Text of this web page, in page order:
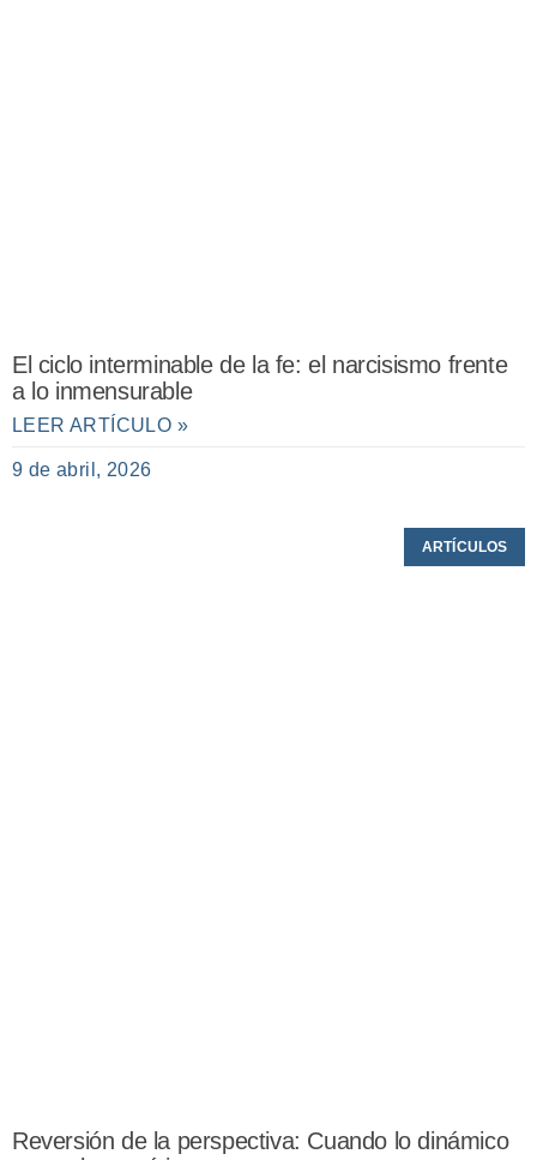
El ciclo interminable de la fe: el narcisismo frente
a lo inmensurable
LEER ARTÍCULO »
9 de abril, 2026
ARTÍCULOS
Reversión de la perspectiva: Cuando lo dinámico